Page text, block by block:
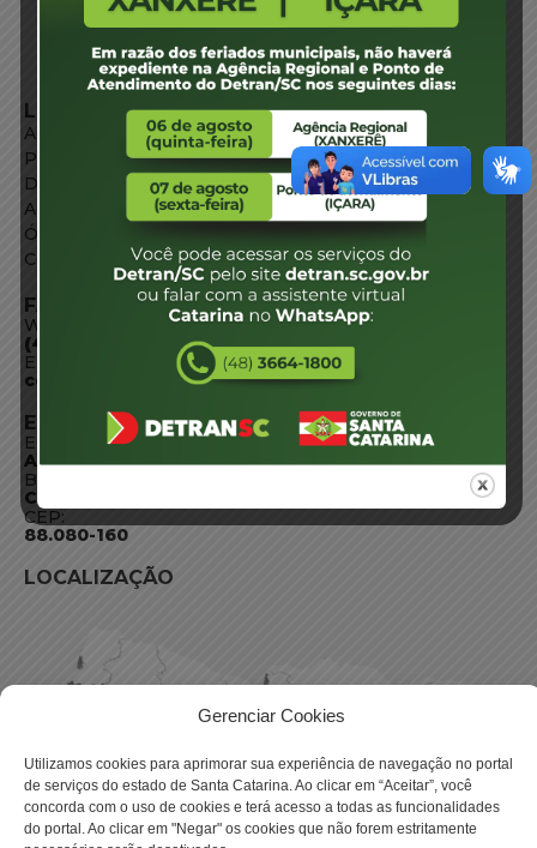
Gerenciar Cookies
Utilizamos cookies para aprimorar sua experiência de navegação no portal
de serviços do estado de Santa Catarina. Ao clicar em “Aceitar”, você
concorda com o uso de cookies e terá acesso a todas as funcionalidades
do portal. Ao clicar em "Negar" os cookies que não forem estritamente
LINKS EXTERNOS
Agência de Notícias
Portal de Serviços
Diário Oficial
Acesso à Informação
Órgãos do Governo
Conheça SC
FALE CONOSCO
WhatsApp:
(48) 3664-1800
E-mail:
centraldeinformacoes@detran.sc.gov.br
ENDEREÇO
Endereço:
Av. Almirante Tamandaré - 480
Bairro:
Coqueiros, Florianópolis SC
CEP:
88.080-160
LOCALIZAÇÃO